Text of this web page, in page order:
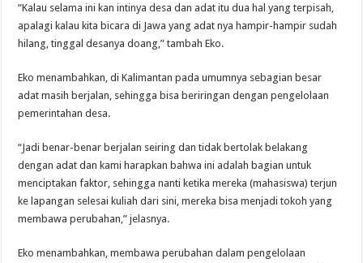
“Kalau selama ini kan intinya desa dan adat itu dua hal yang terpisah,
apalagi kalau kita bicara di Jawa yang adat nya hampir-hampir sudah
hilang, tinggal desanya doang,” tambah Eko.
Eko menambahkan, di Kalimantan pada umumnya sebagian besar
adat masih berjalan, sehingga bisa beriringan dengan pengelolaan
pemerintahan desa.
“Jadi benar-benar berjalan seiring dan tidak bertolak belakang
dengan adat dan kami harapkan bahwa ini adalah bagian untuk
menciptakan faktor, sehingga nanti ketika mereka (mahasiswa) terjun
ke lapangan selesai kuliah dari sini, mereka bisa menjadi tokoh yang
membawa perubahan,” jelasnya.
Eko menambahkan, membawa perubahan dalam pengelolaan